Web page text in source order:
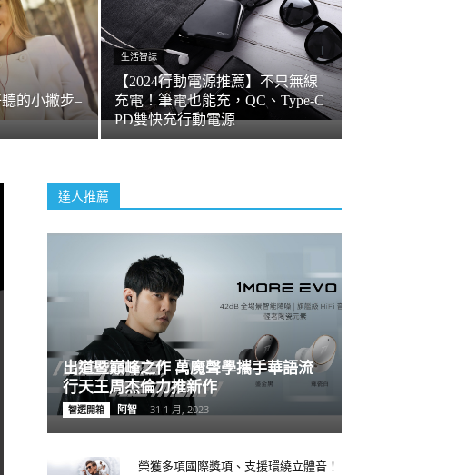
的小撇步–
生活智誌
【2024行動電源推薦】不只無線
充電！筆電也能充，QC、Type-C
PD雙快充行動電源
達人推薦
出道暨巔峰之作 萬魔聲學攜手華語流
行天王周杰倫力推新作
智選開箱 阿智 - 31 1 月, 2023
榮獲多項國際獎項、支援環繞立體音！